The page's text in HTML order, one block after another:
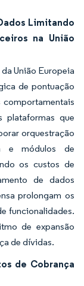
Limitando
na União
União Europeia
de pontuação
plataformas que
orquestração
e módulos de
os custos de
de dados
prolongam os
funcionalidades.
de expansão
de dívidas.
de Cobrança